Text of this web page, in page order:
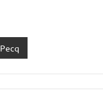
Pecq